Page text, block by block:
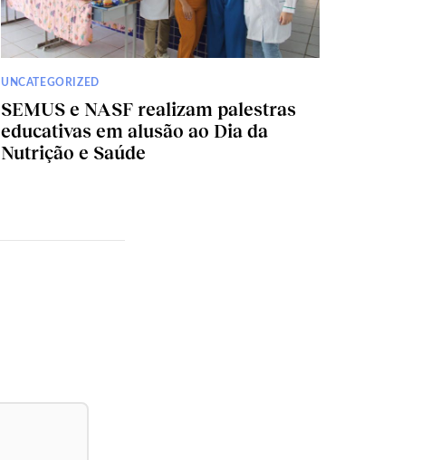
UNCATEGORIZED
SEMUS e NASF realizam palestras
educativas em alusão ao Dia da
Nutrição e Saúde